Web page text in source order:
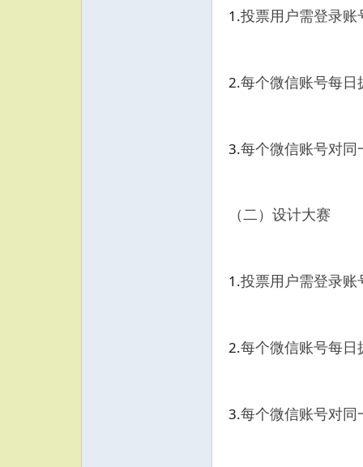
1 .投票用户需登录账
2.每个微信账号每日
3.每个微信账号对同
（二）设计大赛
1 .投票用户需登录账
2.每个微信账号每日
3.每个微信账号对同